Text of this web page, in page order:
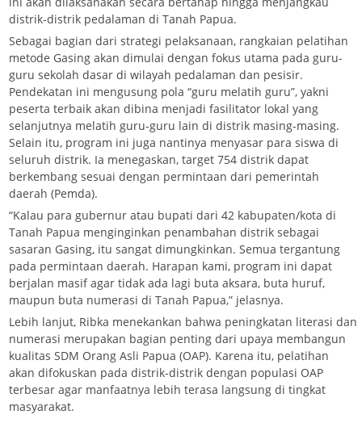
distrik-distrik pedalaman di Tanah Papua.
Sebagai bagian dari strategi pelaksanaan, rangkaian pelatihan
metode Gasing akan dimulai dengan fokus utama pada guru-
guru sekolah dasar di wilayah pedalaman dan pesisir.
Pendekatan ini mengusung pola “guru melatih guru”, yakni
peserta terbaik akan dibina menjadi fasilitator lokal yang
selanjutnya melatih guru-guru lain di distrik masing-masing.
Selain itu, program ini juga nantinya menyasar para siswa di
seluruh distrik. Ia menegaskan, target 754 distrik dapat
berkembang sesuai dengan permintaan dari pemerintah
daerah (Pemda).
“Kalau para gubernur atau bupati dari 42 kabupaten/kota di
Tanah Papua menginginkan penambahan distrik sebagai
sasaran Gasing, itu sangat dimungkinkan. Semua tergantung
pada permintaan daerah. Harapan kami, program ini dapat
berjalan masif agar tidak ada lagi buta aksara, buta huruf,
maupun buta numerasi di Tanah Papua,” jelasnya.
Lebih lanjut, Ribka menekankan bahwa peningkatan literasi dan
numerasi merupakan bagian penting dari upaya membangun
kualitas SDM Orang Asli Papua (OAP). Karena itu, pelatihan
akan difokuskan pada distrik-distrik dengan populasi OAP
terbesar agar manfaatnya lebih terasa langsung di tingkat
masyarakat.